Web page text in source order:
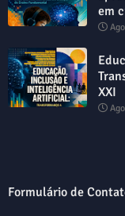
em
XXI
Formulário de